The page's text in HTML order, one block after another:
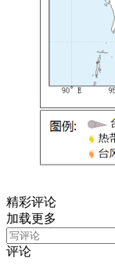
精彩评论
加载更多
评论